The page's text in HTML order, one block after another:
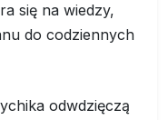
się na wiedzy,
do codziennych
odwdzięczą